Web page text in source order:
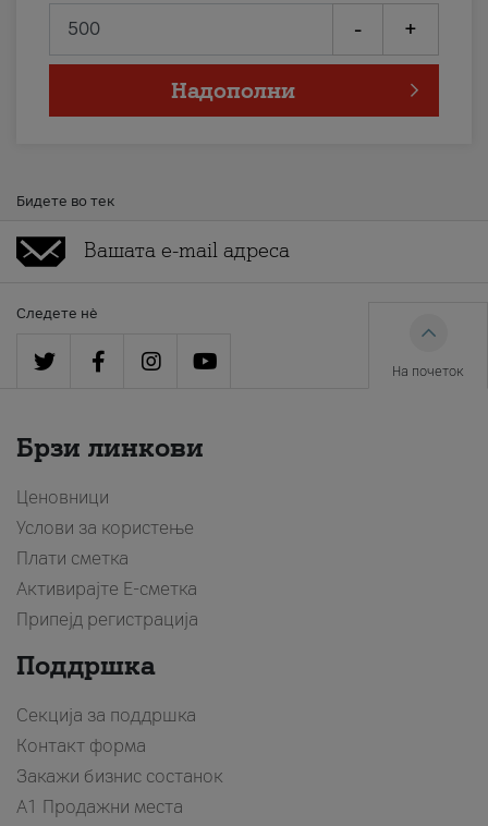
- +
Надополни
Бидете во тек
Следете нè
На почеток
Брзи линкови
Ценовници
Услови за користење
Плати сметка
Активирајте Е-сметка
Припејд регистрација
Поддршка
Секција за поддршка
Контакт форма
Закажи бизнис состанок
A1 Продажни места